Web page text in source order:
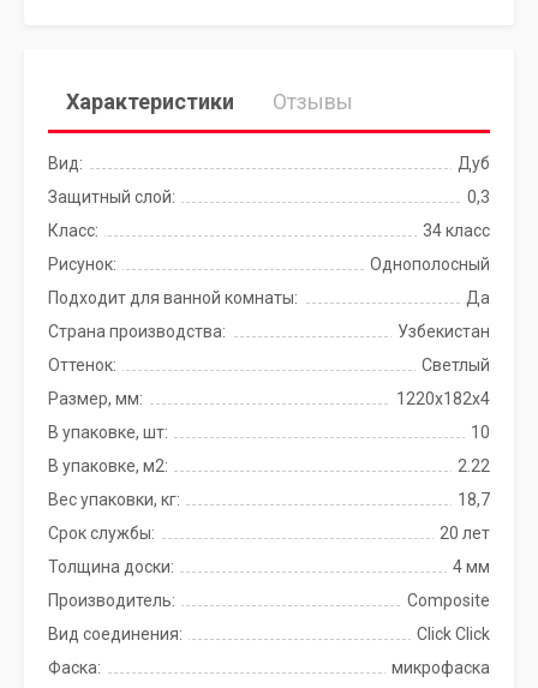
Характеристики Отзывы
Вид:
Дуб
Защитный слой:
0,3
Класс:
34 класс
Рисунок:
Однополосный
Подходит для ванной комнаты:
Да
Страна производства:
Узбекистан
Оттенок:
Светлый
Размер, мм:
1220х182х4
В упаковке, шт:
10
В упаковке, м2:
2.22
Вес упаковки, кг:
18,7
Срок службы:
20 лет
Толщина доски:
4 мм
Производитель:
Composite
Вид соединения:
Click Click
Фаска:
микрофаска